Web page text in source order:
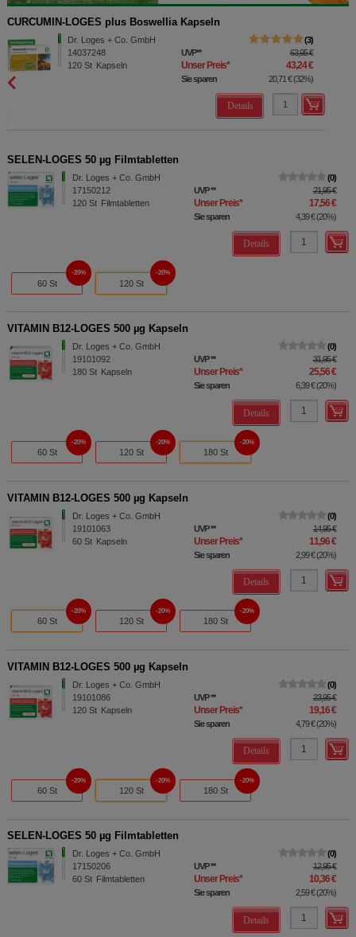
CURCUMIN-LOGES plus Boswellia Kapseln
Dr. Loges + Co. GmbH
14037248
120 St Kapseln
3
UVP** 63,95 €
Unser Preis* 43,24 €
Sie sparen 20,71 € (32%)
Details
SELEN-LOGES 50 µg Filmtabletten
Dr. Loges + Co. GmbH
17150212
120 St Filmtabletten
0
UVP** 21,95 €
Unser Preis* 17,56 €
Sie sparen 4,39 €(20%)
Details
60 St
20%
120 St
20%
VITAMIN B12-LOGES 500 µg Kapseln
Dr. Loges + Co. GmbH
19101092
180 St Kapseln
0
UVP** 31,95 €
Unser Preis* 25,56 €
Sie sparen 6,39 €(20%)
Details
60 St
20%
120 St
20%
180 St
20%
VITAMIN B12-LOGES 500 µg Kapseln
Dr. Loges + Co. GmbH
19101063
60 St Kapseln
0
UVP** 14,95 €
Unser Preis* 11,96 €
Sie sparen 2,99 €(20%)
Details
60 St
20%
120 St
20%
180 St
20%
VITAMIN B12-LOGES 500 µg Kapseln
Dr. Loges + Co. GmbH
19101086
120 St Kapseln
0
UVP** 23,95 €
Unser Preis* 19,16 €
Sie sparen 4,79 €(20%)
Details
60 St
20%
120 St
20%
180 St
20%
SELEN-LOGES 50 µg Filmtabletten
Dr. Loges + Co. GmbH
17150206
60 St Filmtabletten
0
UVP** 12,95 €
Unser Preis* 10,36 €
Sie sparen 2,59 €(20%)
Details